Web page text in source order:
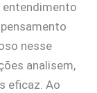
entendimento
nesse
analisem,
eficaz. Ao